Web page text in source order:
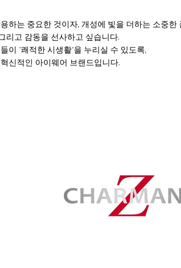
하는 중요한 것이자, 개성에 빛을 더하는 소중한
리고 감동을 선사하고 싶습니다.
이 '쾌적한 시생활'을 누리실 수 있도록,
신적인 아이웨어 브랜드입니다.